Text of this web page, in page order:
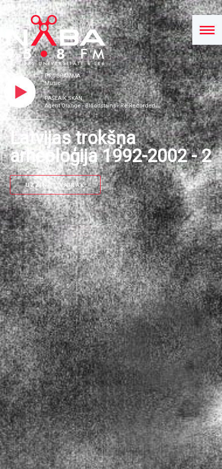
PROGRAMMA
Music
PAŠLAIK SKAN
Agent Orange - Bloodstains - Re-Recorded
Latvijas trokšņa
arheoloģija 1992-2002 - 2
UZZINĀT VAIRĀK